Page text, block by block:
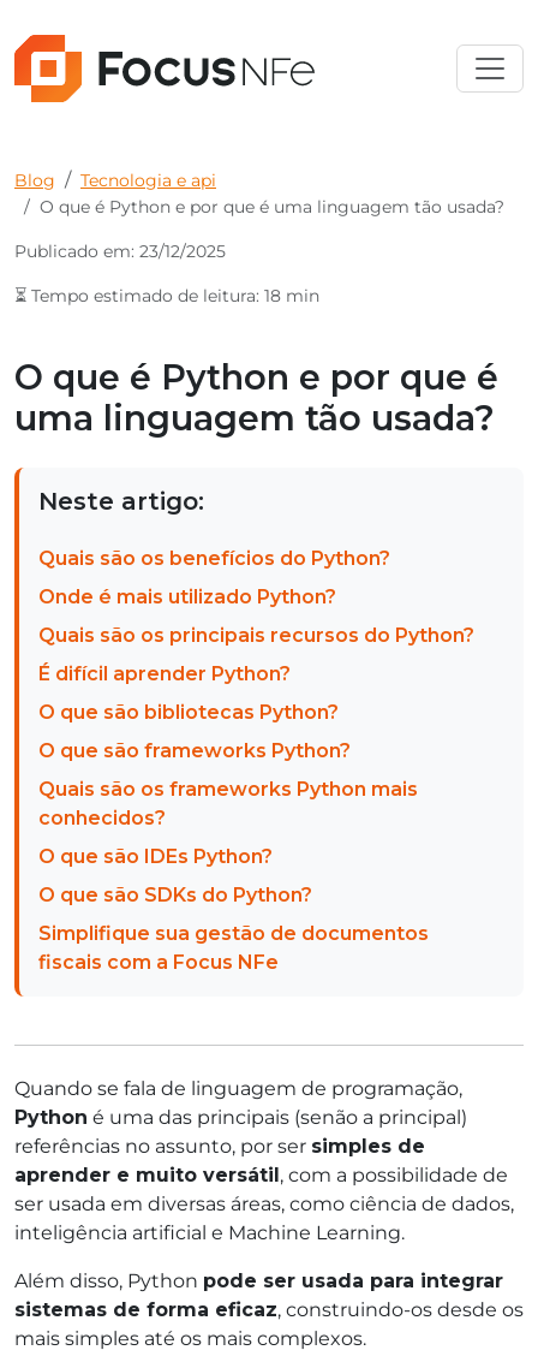
Blog
Tecnologia e api
O que é Python e por que é uma linguagem tão usada?
Publicado em: 23/12/2025
⏳ Tempo estimado de leitura: 18 min
O que é Python e por que é
uma linguagem tão usada?
Neste artigo:
Quais são os benefícios do Python?
Onde é mais utilizado Python?
Quais são os principais recursos do Python?
É difícil aprender Python?
O que são bibliotecas Python?
O que são frameworks Python?
Quais são os frameworks Python mais
conhecidos?
O que são IDEs Python?
O que são SDKs do Python?
Simplifique sua gestão de documentos
fiscais com a Focus NFe
Quando se fala de linguagem de programação,
Python é uma das principais (senão a principal)
referências no assunto, por ser simples de
aprender e muito versátil , com a possibilidade de
ser usada em diversas áreas, como ciência de dados,
inteligência artificial e Machine Learning.
Além disso, Python pode ser usada para integrar
sistemas de forma eficaz, construindo-os desde os
mais simples até os mais complexos.